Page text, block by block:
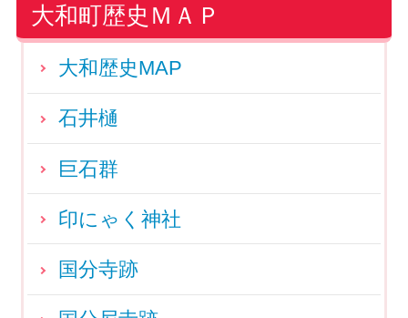
大和町歴史ＭＡＰ
大和歴史MAP
石井樋
巨石群
印にゃく神社
国分寺跡